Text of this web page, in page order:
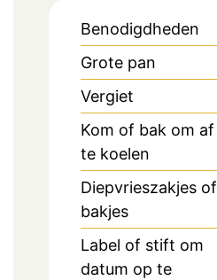
Benodigdheden
Grote pan
Vergiet
Kom of bak om af
te koelen
Diepvrieszakjes of
bakjes
Label of stift om
datum op te